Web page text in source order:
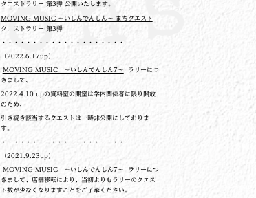
クエストラリー 第3弾 公開いたします。
MOVING MUSIC ～いしんでんしん～ まちクエスト
クエストラリー 第3弾
・・・・・・・・・・・・・・・・・・・・
（2022.6.17up）
MOVING MUSIC ～いしんでんしん7～ ラリーにつ
きまして、
2022.4.10 upの資料室の開室は学内関係者に限り開放
のため、
引き続き該当するクエストは一時非公開にしておりま
す。
・・・・・・・・・・・・・・・・・・・・
（2021.9.23up）
MOVING MUSIC ～いしんでんしん7～ ラリーにつ
きまして、店舗移転により、当初よりもラリーのクエス
ト数が少なくなりますことをご了承ください。